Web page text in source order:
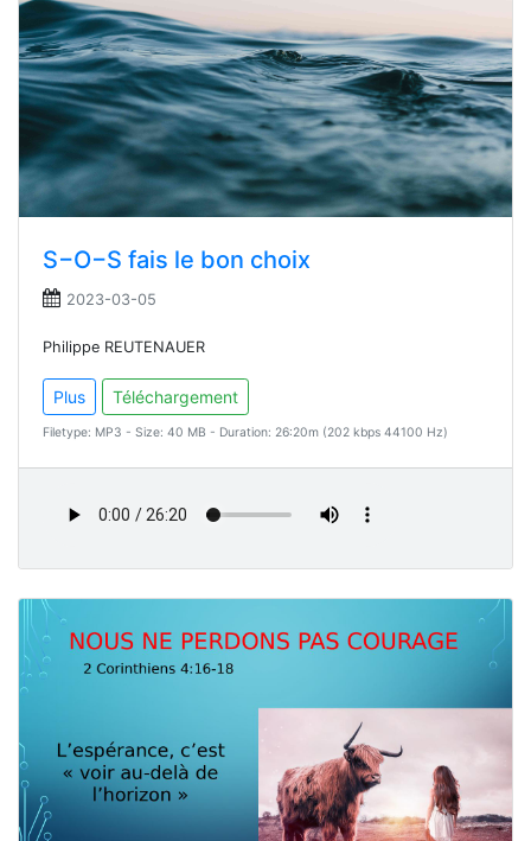
S−O−S fais le bon choix
2023-03-05
Philippe REUTENAUER
Plus Téléchargement
Filetype: MP3 - Size: 40 MB - Duration: 26:20m (202 kbps 44100 Hz)